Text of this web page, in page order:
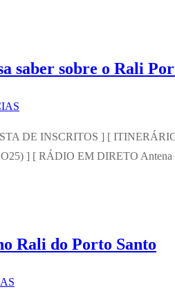
saber sobre o Rali
DE INSCRITOS ] [
] [ RÁDIO EM DIRETO
Rali do Porto Santo